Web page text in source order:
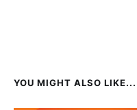
YOU MIGHT ALSO LIKE...